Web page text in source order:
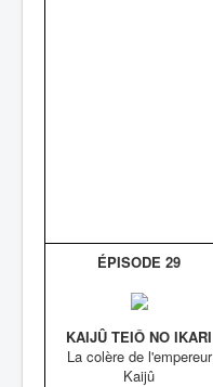
ÉPISODE 29
KAIJÛ TEIÔ NO IKARI
La colère de l'empereur
Kaijû